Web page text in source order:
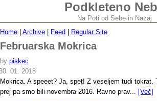
Podkleteno
Na Poti od Sebe in Nazaj
Home
Archive Feed Regular Site
Februarska Mokrica
by piskec
01. 2018
Mokrica. A speeet? Ja, spet! Z veseljem tudi tokrat.
prej pa smo bili novembra 2016. Ravno prav... [Več]